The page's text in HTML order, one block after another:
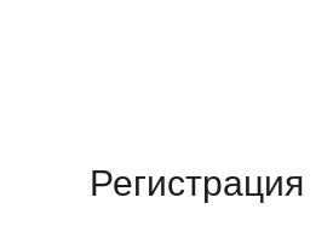
Регистрация